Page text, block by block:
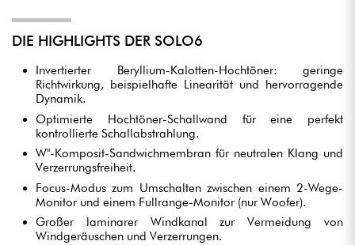
DIE HIGHLIGHTS DER SOLO6
Invertierter Beryllium-Kalotten-Hochtöner: geringe
Richtwirkung, beispielhafte Linearität und hervorragende
Dynamik.
Optimierte Hochtöner-Schallwand für eine perfekt
kontrollierte Schallabstrahlung.
W"-Komposit-Sandwichmembran für neutralen Klang und
Verzerrungsfreiheit.
Focus-Modus zum Umschalten zwischen einem 2-Wege-
Monitor und einem Fullrange-Monitor (nur Woofer).
Großer laminarer Windkanal zur Vermeidung von
Windgeräuschen und Verzerrungen.